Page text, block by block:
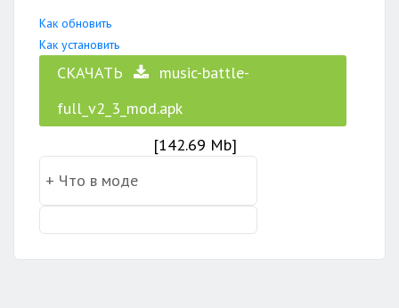
Как обновить
Как установить
СКАЧАТЬ
music-battle-
full_v2_3_mod.apk
[142.69 Mb]